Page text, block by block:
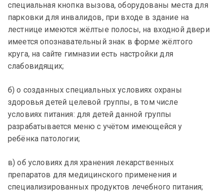
специальная кнопка вызова, оборудованы места для
парковки для инвалидов, при входе в здание на
лестнице имеются жёлтые полосы, на входной двери
имеется опознавательный знак в форме жёлтого
круга, на сайте гимназии есть настройки для
слабовидящих;
б) о созданных специальных условиях охраны
здоровья детей целевой группы, в том числе
условиях питания: для детей данной группы
разрабатывается меню с учётом имеющейся у
ребёнка патологии;
в) об условиях для хранения лекарственных
препаратов для медицинского применения и
специализированных продуктов лечебного питания;